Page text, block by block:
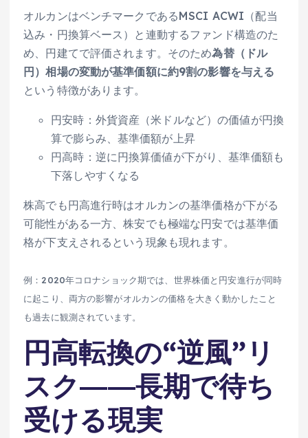
オルカンはベンチマークであるMSCI ACWI（配当
込み・円換算ベース）と連動するファンド構造のた
め、円建てで評価されます。そのため為替（ドル
円）相場の変動が基準価額に約9割の影響を与える
という特徴があります。
円安時：外貨資産（米ドルなど）の価値が円換
算で膨らみ、基準価額が上昇
円高時：逆に円換算価値が下がり、基準価額も
下落しやすくなる
株高でも円高進行時はオルカンの基準価格が下がる
可能性がある一方、株安でも極端な円安では基準価
格が下支えされるという現象も現れます。
例：2020年コロナショック期では、世界株価と円安進行が同時
に起こり、両方の影響がオルカンの価格を大きく動かしたこと
も過去に観測されています。
円高転換の“逆風”リ
スク――長期で待ち
受ける現実